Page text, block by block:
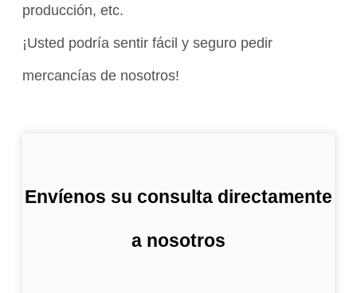
producción, etc.
¡Usted podría sentir fácil y seguro pedir
mercancías de nosotros!
Envíenos su consulta directamente
a nosotros